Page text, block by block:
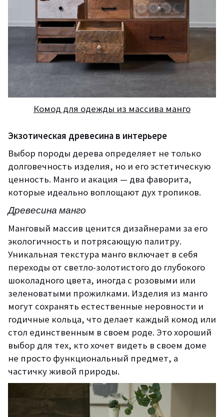
Комод для одежды из массива манго
Экзотическая древесина в интерьере
Выбор породы дерева определяет не только
долговечность изделия, но и его эстетическую
ценность. Манго и акация — два фаворита,
которые идеально воплощают дух тропиков.
Древесина манго
Манговый массив ценится дизайнерами за его
экологичность и потрясающую палитру.
Уникальная текстура манго включает в себя
переходы от светло-золотистого до глубокого
шоколадного цвета, иногда с розовыми или
зеленоватыми прожилками. Изделия из манго
могут сохранять естественные неровности и
годичные кольца, что делает каждый комод или
стол единственным в своем роде. Это хороший
выбор для тех, кто хочет видеть в своем доме
не просто функциональный предмет, а
частичку живой природы.